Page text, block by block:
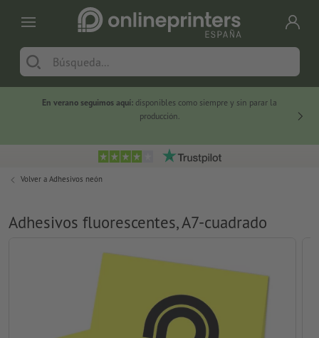
En verano seguimos aquí: disponibles como siempre y sin parar la
producción.
Volver a Adhesivos neón
Adhesivos fluorescentes, A7-cuadrado